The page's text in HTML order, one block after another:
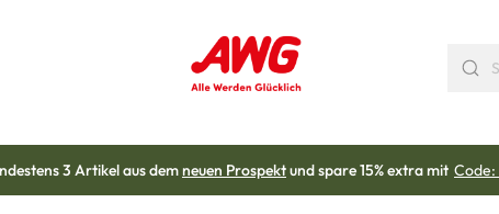
3 Artikel aus demneuen Prospektund spare 15% extra mit Code: